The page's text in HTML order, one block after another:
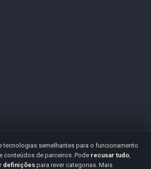
tecnologias semelhantes para o funcionamento
conteúdos de parceiros. Pode recusar tudo,
definições para rever categorias. Mais